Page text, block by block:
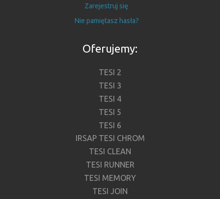
Zarejestruj się
Nie pamiętasz hasła?
Oferujemy:
TESI 2
TESI 3
TESI 4
TESI 5
TESI 6
IRSAP TESI CHROM
TESI CLEAN
TESI RUNNER
TESI MEMORY
TESI JOIN